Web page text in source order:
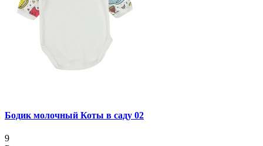
Бодик молочный Коты в саду 02
9